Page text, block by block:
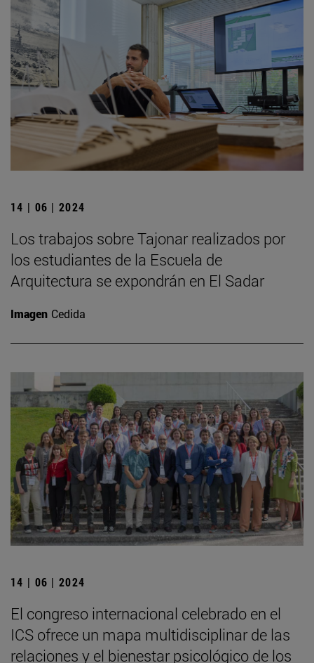
14 | 06 | 2024
Los trabajos sobre Tajonar realizados por
los estudiantes de la Escuela de
Arquitectura se expondrán en El Sadar
Imagen Cedida
14 | 06 | 2024
El congreso internacional celebrado en el
ICS ofrece un mapa multidisciplinar de las
relaciones y el bienestar psicológico de los